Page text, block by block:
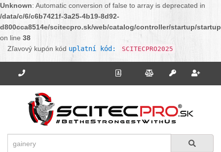
Unknown: Automatic conversion of false to array is deprecated in
/data/c/6/c6b7421f-3a25-4b19-8d92-
d800cca8514e/scitecpro.sk/web/catalog/controller/startup/
on line 38
Zľavový kupón kód uplatní kód: SCITECPRO2025
Potrebujete poradiť? Zavolajte nám. Kontakt Porovnanie
Prihlásiť sa